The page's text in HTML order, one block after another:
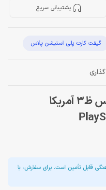
پشتیبانی سریع
گیفت کارت پلی استیشن پلاس
خرید اکانت یک ماهه پلاس ظ3 آمریکا
قابل تأمین است. برای سفارش، با